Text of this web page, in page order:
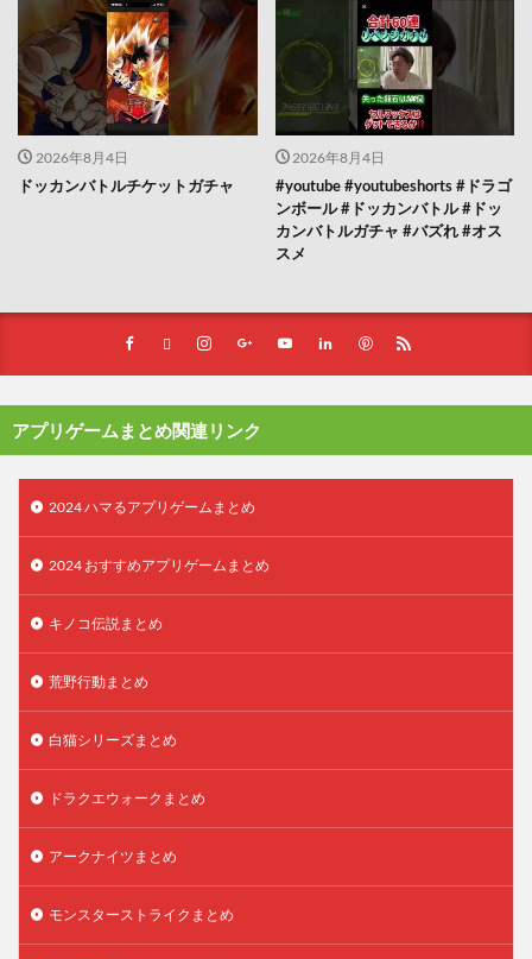
2026年8月4日
ドッカンバトルチケットガチャ
2026年8月4日
#youtube #youtubeshorts #ドラゴ
ンボール #ドッカンバトル #ドッ
カンバトルガチャ #バズれ #オス
スメ
アプリゲームまとめ関連リンク
2024 ハマるアプリゲームまとめ
2024 おすすめアプリゲームまとめ
キノコ伝説まとめ
荒野行動まとめ
白猫シリーズまとめ
ドラクエウォークまとめ
アークナイツまとめ
モンスターストライクまとめ